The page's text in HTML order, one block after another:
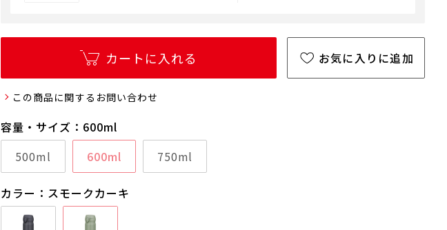
カートに入れる お気に入りに追加
この商品に関するお問い合わせ
容量・サイズ：600ml
500ml
600ml 750ml
カラー：スモークカーキ